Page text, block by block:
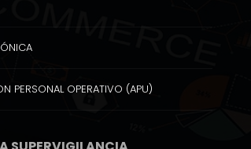
PERSONAL OPERATIVO (APU)